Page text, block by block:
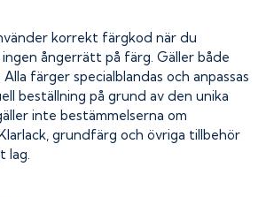
korrekt färgkod när du
ångerrätt på färg. Gäller både
färger specialblandas och anpassas
beställning på grund av den unika
inte bestämmelserna om
grundfärg och övriga tillbehör
lag.